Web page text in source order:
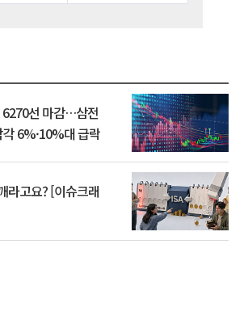
선 마감…삼전
6%·10%대 급락
라고요? [이슈크래